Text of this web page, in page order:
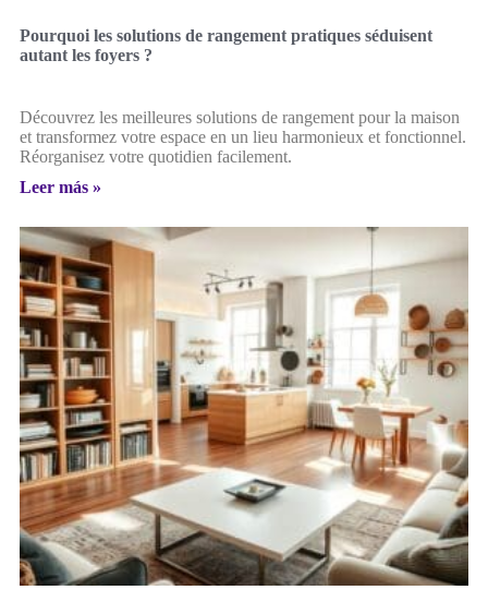
Pourquoi les solutions de rangement pratiques séduisent
autant les foyers ?
Découvrez les meilleures solutions de rangement pour la maison
et transformez votre espace en un lieu harmonieux et fonctionnel.
Réorganisez votre quotidien facilement.
Leer más »